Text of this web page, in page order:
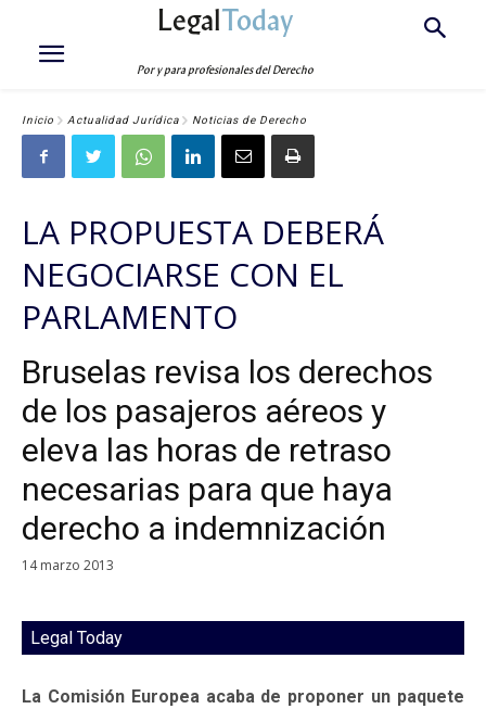
LegalToday
Por y para profesionales del Derecho
Inicio Actualidad Jurídica Noticias de Derecho
LA PROPUESTA DEBERÁ
NEGOCIARSE CON EL
PARLAMENTO
Bruselas revisa los derechos
de los pasajeros aéreos y
eleva las horas de retraso
necesarias para que haya
derecho a indemnización
14 marzo 2013
Legal Today
La Comisión Europea acaba de proponer un paquete